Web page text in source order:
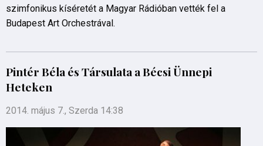
szimfonikus kíséretét a Magyar Rádióban vették fel a
Budapest Art Orchestrával.
Pintér Béla és Társulata a Bécsi Ünnepi
Heteken
2014. május 7., Szerda 14:38